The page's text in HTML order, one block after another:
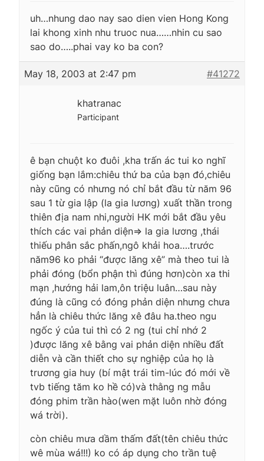
uh…nhung dao nay sao dien vien Hong Kong
lai khong xinh nhu truoc nua……nhin cu sao
sao do…..phai vay ko ba con?
May 18, 2003 at 2:47 pm #41272
khatranac
Participant
ê bạn chuột ko đuôi ,kha trấn ác tui ko nghĩ
giống bạn lắm:chiêu thứ ba của bạn đó,chiêu
này cũng có nhưng nó chỉ bắt đầu từ năm 96
sau 1 từ gia lập (la gia lương) xuất thần trong
thiên địa nam nhi,người HK mới bắt đầu yêu
thích các vai phản diện=> la gia lương ,thái
thiếu phân sắc phấn,ngô khải hoa….trước
năm96 ko phải “được lăng xê” mà theo tui là
phải đóng (bổn phận thì đúng hơn)còn xa thi
mạn ,hướng hải lam,ôn triệu luân…sau này
đúng là cũng có đóng phản diện nhưng chưa
hẳn là chiêu thức lăng xê đâu ha.theo ngu
ngốc ý của tui thì có 2 ng (tui chỉ nhớ 2
)được lăng xê bằng vai phản diện nhiều đất
diễn và cần thiết cho sự nghiệp của họ là
trương gia huy (bí mật trái tim-lúc đó mới về
tvb tiếng tăm ko hề có)và thằng ng mẫu
đóng phim trần hào(wen mặt luôn nhờ đóng
wá trời).
còn chiêu mưa dầm thấm đất(tên chiêu thức
wê mùa wá!!!) ko có áp dụng cho trần tuệ